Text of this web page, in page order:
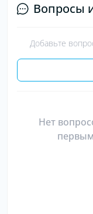
Вопросы
Добавьте
Нет